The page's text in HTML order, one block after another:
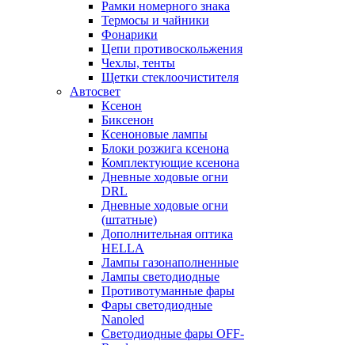
Рамки номерного знака
Термосы и чайники
Фонарики
Цепи противоскольжения
Чехлы, тенты
Щетки стеклоочистителя
Автосвет
Ксенон
Биксенон
Ксеноновые лампы
Блоки розжига ксенона
Комплектующие ксенона
Дневные ходовые огни
DRL
Дневные ходовые огни
(штатные)
Дополнительная оптика
HELLA
Лампы газонаполненные
Лампы светодиодные
Противотуманные фары
Фары светодиодные
Nanoled
Светодиодные фары OFF-